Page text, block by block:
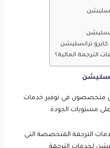
كايرو ترانسليشن
الترجمة المالية؟
متخصصون في توفير خدمات
مستويات الجودة.
الترجمة المتخصصة التي